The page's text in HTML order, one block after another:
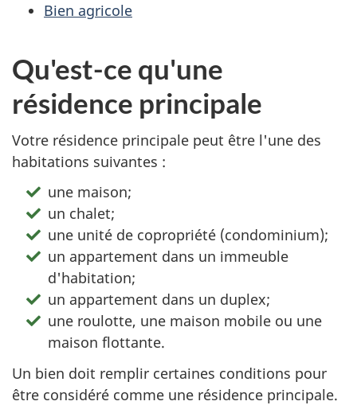
Bien agricole
Qu'est-ce qu'une
résidence principale
Votre résidence principale peut être l'une des
habitations suivantes :
une maison;
un chalet;
une unité de copropriété (condominium);
un appartement dans un immeuble
d'habitation;
un appartement dans un duplex;
une roulotte, une maison mobile ou une
maison flottante.
Un bien doit remplir certaines conditions pour
être considéré comme une résidence principale.